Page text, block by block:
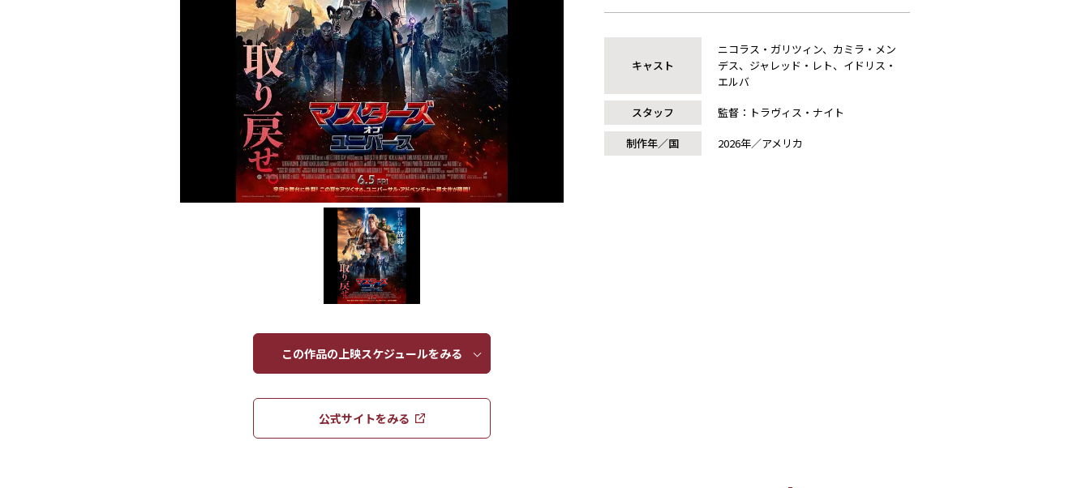
この作品の上映スケジュールをみる​​
公式サイトをみる​​
キャスト
ニコラス・ガリツィン、カミラ・メン
デス、ジャレッド・レト、イドリス・
エルバ
スタッフ
監督：トラヴィス・ナイト
制作年／国
2026年／アメリカ